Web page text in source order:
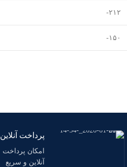
۲۱۲-
۱۵۰-
پرداخت آنلاین
امکان پرداخت
آنلاین و سریع